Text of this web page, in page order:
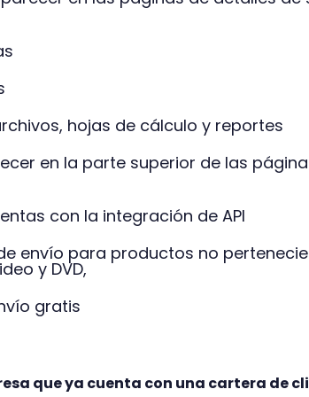
hojas de cálculo y reportes
en la parte superior de las
con la integración de API
envío para productos no
y DVD,
gratis
que ya cuenta con una cartera de